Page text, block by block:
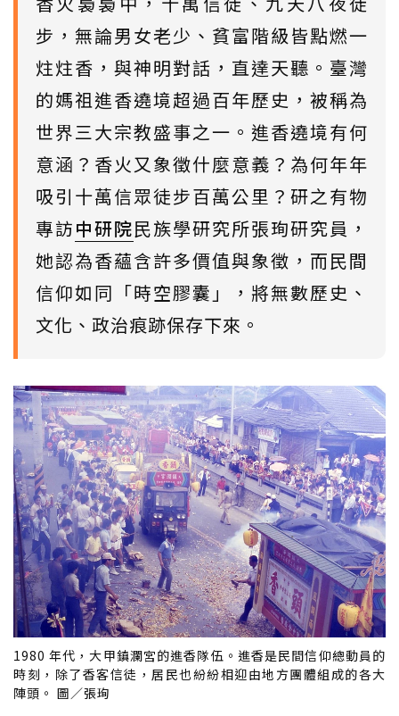
步，無論男女老少、貧富階級皆點燃一
炷炷香，與神明對話，直達天聽。臺灣
的媽祖進香遶境超過百年歷史，被稱為
世界三大宗教盛事之一。進香遶境有何
意涵？香火又象徵什麼意義？為何年年
吸引十萬信眾徒步百萬公里？研之有物
專訪中研院民族學研究所張珣研究員，
她認為香蘊含許多價值與象徵，而民間
信仰如同「時空膠囊」，將無數歷史、
文化、政治痕跡保存下來。
1980 年代，大甲鎮瀾宮的進香隊伍。進香是民間信仰總動員的
時刻，除了香客信徒，居民也紛紛相迎由地方團體組成的各大
陣頭。 圖／張珣